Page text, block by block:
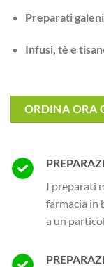
Preparati
Infusi, tè e
ORDINA ORA
I preparati
farmacia in
a un